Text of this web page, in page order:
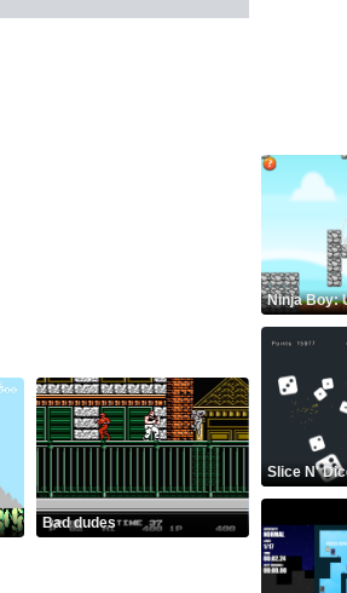
Bad dudes
Ninja Boy:
Slice N'